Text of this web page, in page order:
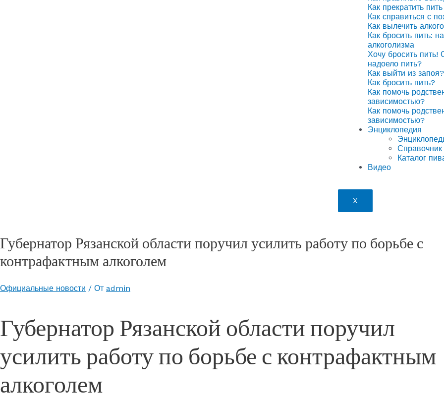
Как прекратить
Как справиться с
Как вылечить
Как бросить пить:
алкоголизма
Хочу бросить пить!
надоело пить?
Как выйти из запоя?
Как бросить пить?
Как помочь
зависимостью?
Как помочь
зависимостью?
Энциклопедия
Справочник
Каталог
Видео
X
Губернатор Рязанской области поручил усилить работу по борьбе с
контрафактным алкоголем
Официальные новости / От admin
Губернатор Рязанской области поручил
усилить работу по борьбе с контрафактным
алкоголем